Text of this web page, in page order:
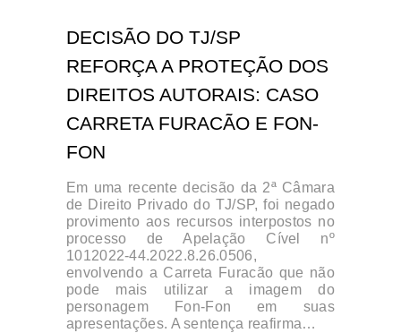
DECISÃO DO TJ/SP
REFORÇA A PROTEÇÃO DOS
DIREITOS AUTORAIS: CASO
CARRETA FURACÃO E FON-
FON
Em uma recente decisão da 2ª Câmara
de Direito Privado do TJ/SP, foi negado
provimento aos recursos interpostos no
processo de Apelação Cível nº
1012022-44.2022.8.26.0506,
envolvendo a Carreta Furacão que não
pode mais utilizar a imagem do
personagem Fon-Fon em suas
apresentações. A sentença reafirma…